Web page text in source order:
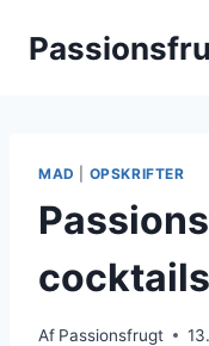
MAD OPSKRIFTER
cocktails
Af Passionsfrugt